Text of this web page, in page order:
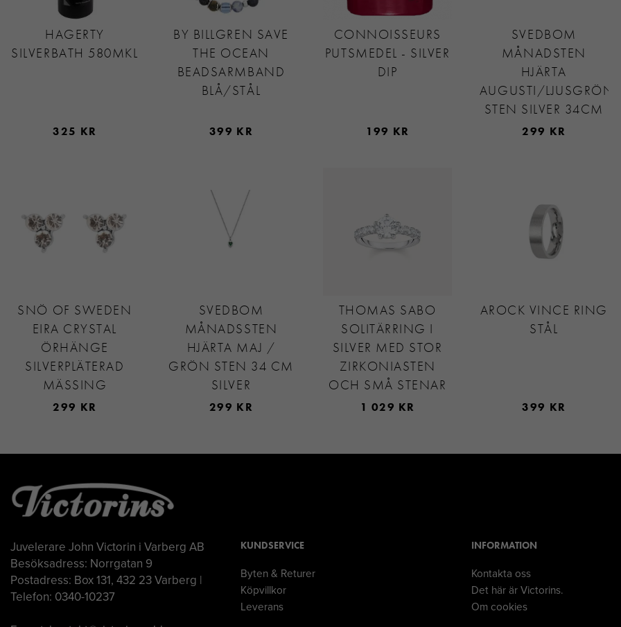
HAGERTY
SILVERBATH 580MKL
325 KR
BY BILLGREN SAVE
THE OCEAN
BEADSARMBAND
BLÅ/STÅL
399 KR
CONNOISSEURS
PUTSMEDEL - SILVER
DIP
199 KR
SVEDBOM
MÅNADSTEN
HJÄRTA
AUGUSTI/LJUSGRÖN
STEN SILVER 34CM
299 KR
SNÖ OF SWEDEN
EIRA CRYSTAL
ÖRHÄNGE
SILVERPLÄTERAD
MÄSSING
299 KR
SVEDBOM
MÅNADSSTEN
HJÄRTA MAJ /
GRÖN STEN 34 CM
SILVER
299 KR
THOMAS SABO
SOLITÄRRING I
SILVER MED STOR
ZIRKONIASTEN
OCH SMÅ STENAR
1 029 KR
AROCK VINCE RING
STÅL
399 KR
Juvelerare John Victorin i Varberg AB
Besöksadress: Norrgatan 9
Postadress: Box 131, 432 23 Varberg |
Telefon: 0340-10237
KUNDSERVICE
Byten & Returer
Köpvillkor
Leverans
INFORMATION
Kontakta oss
Det här är Victorins.
Om cookies